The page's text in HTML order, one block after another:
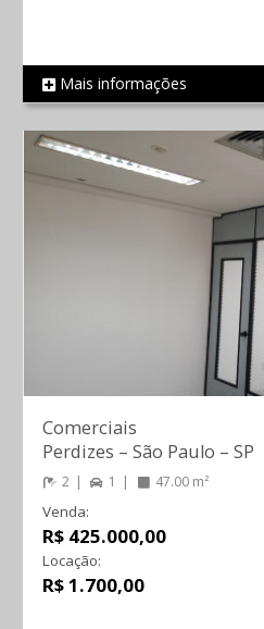
REF 731
Mais informações
Comerciais
Perdizes – São Paulo – SP
2 1 47.00 m²
Venda:
R$ 425.000,00
Locação:
R$ 1.700,00